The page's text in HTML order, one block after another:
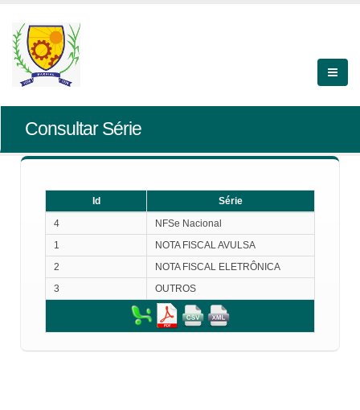
Consultar Série
Id
Série
Série
4
NFSe Nacional
1
NOTA FISCAL AVULSA
2
NOTA FISCAL ELETRÔNICA
3
OUTROS